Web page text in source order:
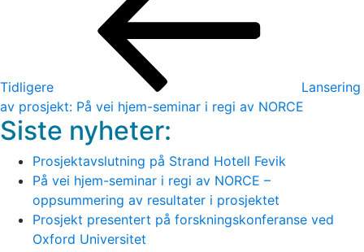
Tidligere
Lansering
av prosjekt: På vei hjem-seminar i regi av NORCE
Siste nyheter:
Prosjektavslutning på Strand Hotell Fevik
På vei hjem-seminar i regi av NORCE –
oppsummering av resultater i prosjektet
Prosjekt presentert på forskningskonferanse ved
Oxford Universitet